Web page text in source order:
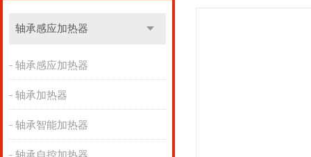
轴承感应加热器
轴承感应加热器
轴承加热器
轴承智能加热器